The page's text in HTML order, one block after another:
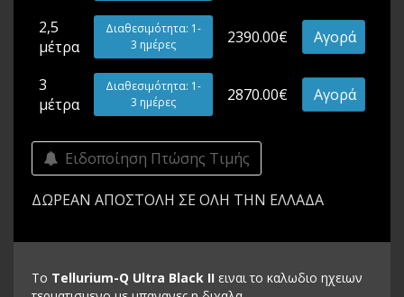
2,5
μέτρα
Διαθεσιμότητα: 1-
3 ημέρες
2390.00€ Αγορά
3
μέτρα
Διαθεσιμότητα: 1-
3 ημέρες
2870.00€ Αγορά
Ειδοποίηση Πτώσης Τιμής
ΔΩΡΕΑΝ ΑΠΟΣΤΟΛΗ ΣΕ ΟΛΗ ΤΗΝ ΕΛΛΑΔΑ
Το Tellurium-Q Ultra Black II ειναι το καλωδιο ηχειων